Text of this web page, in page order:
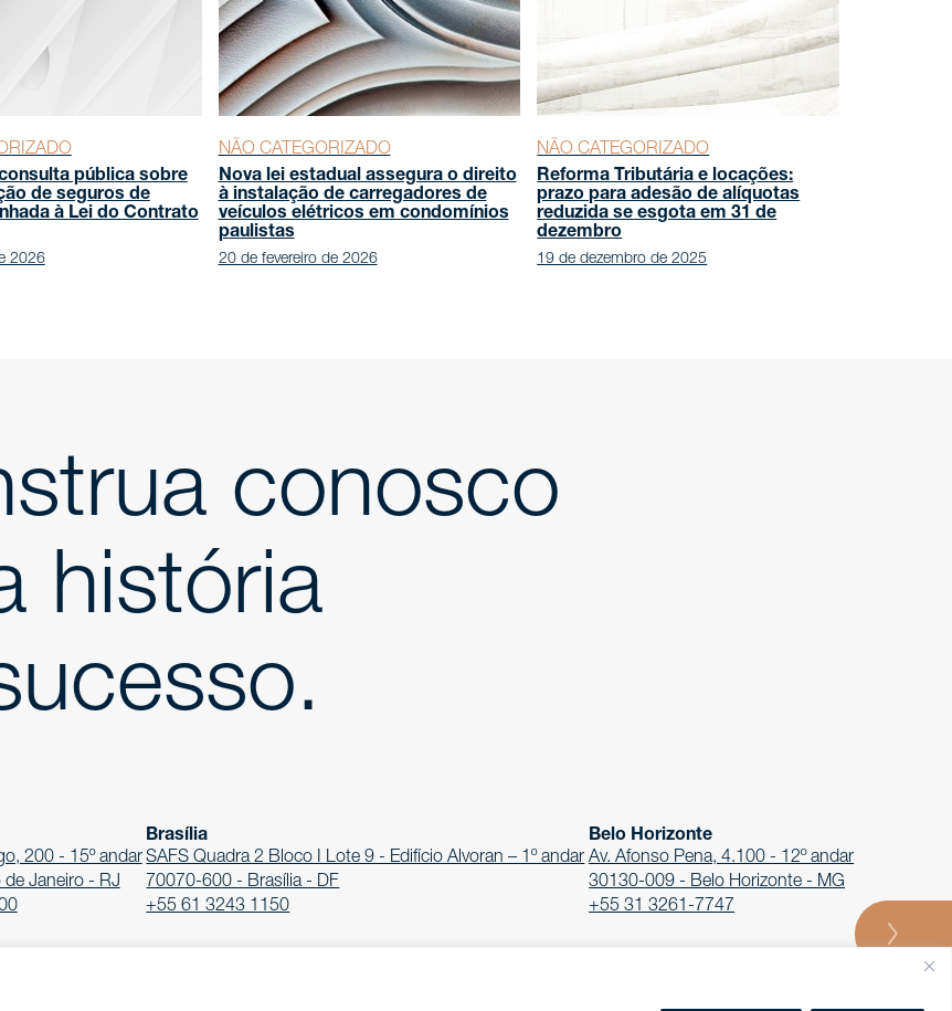
pública sobre
de seguros de
à Lei do Contrato
2026
NÃO CATEGORIZADO
Nova lei estadual assegura o direito
à instalação de carregadores de
veículos elétricos em condomínios
paulistas
20 de fevereiro de 2026
NÃO CATEGORIZADO
Reforma Tributária e locações:
prazo para adesão de alíquotas
reduzida se esgota em 31 de
dezembro
19 de dezembro de 2025
conosco
história
200 - 15º andar
Janeiro - RJ
Brasília
SAFS Quadra 2 Bloco I Lote 9 - Edifício Alvoran – 1º andar
70070-600 - Brasília - DF
+55 61 3243 1150
Belo Horizonte
Av. Afonso Pena, 4.100 - 12º andar
30130-009 - Belo Horizonte - MG
+55 31 3261-7747